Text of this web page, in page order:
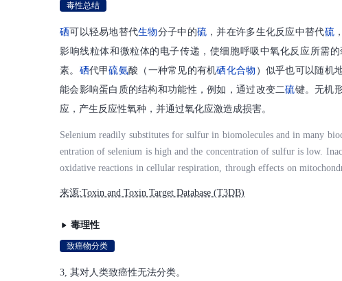
may also be exhaled. (L619)
毒性总结
硒可以轻易地替代生物分子中的硫 ，并在许多生化反应中替代硫
影响线粒体和微粒体的电子传递，使细胞呼吸中氧化反应所需
素。 硒代甲硫氨酸（一种常见的有机硒化合物 ）似乎也可以随机
能会影响蛋白质的结构和功能性，例如，通过改变二硫键。无机
应，产生反应性氧种，并通过氧化应激造成损害。
Selenium readily substitutes for sulfur in biomolecules and in many
entration of selenium is high and the concentration of sulfur is low.
oxidative reactions in cellular respiration, through effects on
substitute for methionine in protein synthesis. This substitution may
n, for example, by altering disulfide bridges. Inorganic forms of
来源:Toxin and Toxin Target Database (T3DB)
毒理性
致癌物分类
3, 其对人类致癌性无法分类。